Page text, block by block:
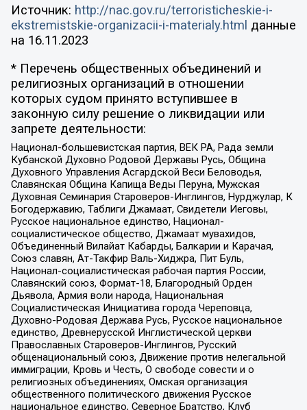
Источник: http://nac.gov.ru/terroristicheskie-i-
ekstremistskie-organizacii-i-materialy.html данные
на 16.11.2023
* Перечень общественных объединений и
религиозных организаций в отношении
которых судом принято вступившее в
законную силу решение о ликвидации или
запрете деятельности:
Национал-большевистская партия, ВЕК РА, Рада земли
Кубанской Духовно Родовой Державы Русь, Община
Духовного Управления Асгардской Веси Беловодья,
Славянская Община Капища Веды Перуна, Мужская
Духовная Семинария Староверов-Инглингов, Нурджулар, К
Богодержавию, Таблиги Джамаат, Свидетели Иеговы,
Русское национальное единство, Национал-
социалистическое общество, Джамаат мувахидов,
Объединенный Вилайат Кабарды, Балкарии и Карачая,
Союз славян, Ат-Такфир Валь-Хиджра, Пит Буль,
Национал-социалистическая рабочая партия России,
Славянский союз, Формат-18, Благородный Орден
Дьявола, Армия воли народа, Национальная
Социалистическая Инициатива города Череповца,
Духовно-Родовая Держава Русь, Русское национальное
единство, Древнерусской Инглистической церкви
Православных Староверов-Инглингов, Русский
общенациональный союз, Движение против нелегальной
иммиграции, Кровь и Честь, О свободе совести и о
религиозных объединениях, Омская организация
общественного политического движения Русское
национальное единство, Северное Братство, Клуб